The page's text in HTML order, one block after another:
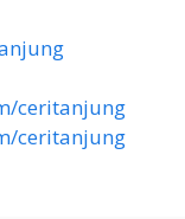
ceritanjung
ceritanjung